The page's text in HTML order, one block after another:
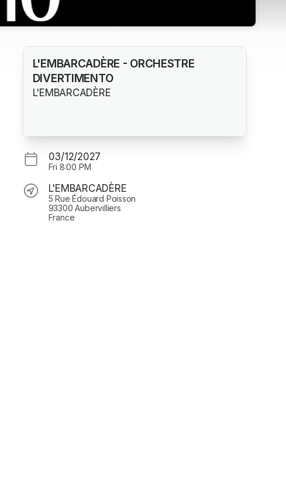
L'EMBARCADÈRE - ORCHESTRE
DIVERTIMENTO
L'EMBARCADÈRE
03/12/2027
Fri 8:00 PM
L'EMBARCADÈRE
5 Rue Édouard Poisson
93300 Aubervilliers
France